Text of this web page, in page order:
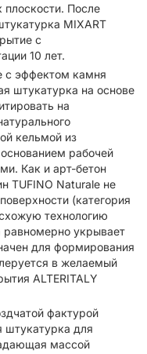
После
MIXART
с
10 лет.
с эффектом камня
штукатурка на основе
на
кельмой из
рабочей
Как и арт-бетон
TUFINO Naturale не
(категория
технологию
равномерно укрывает
для формирования
в желаемый
ALTERITALY
фактурой
штукатурка для
массой